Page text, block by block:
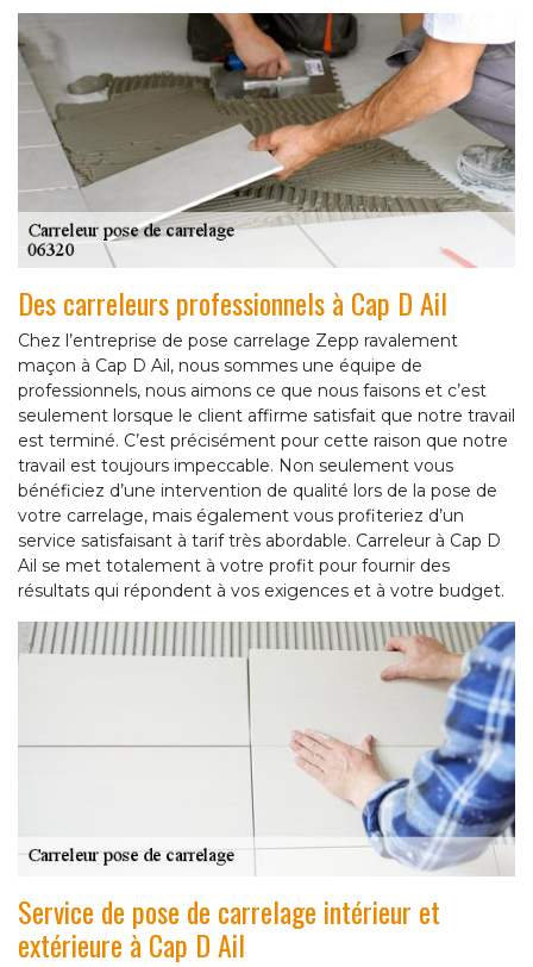
Des carreleurs professionnels à Cap D Ail
Chez l’entreprise de pose carrelage Zepp ravalement
maçon à Cap D Ail, nous sommes une équipe de
professionnels, nous aimons ce que nous faisons et c’est
seulement lorsque le client affirme satisfait que notre travail
est terminé. C’est précisément pour cette raison que notre
travail est toujours impeccable. Non seulement vous
bénéficiez d’une intervention de qualité lors de la pose de
votre carrelage, mais également vous profiteriez d’un
service satisfaisant à tarif très abordable. Carreleur à Cap D
Ail se met totalement à votre profit pour fournir des
résultats qui répondent à vos exigences et à votre budget.
Service de pose de carrelage intérieur et
extérieure à Cap D Ail